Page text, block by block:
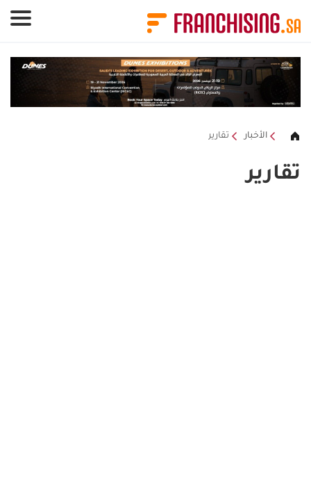
الأخبار تقارير
تقارير
لوحة إدارة ملفات تعريف الارتباط